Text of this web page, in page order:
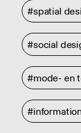
#spatial
#social
#mode- en